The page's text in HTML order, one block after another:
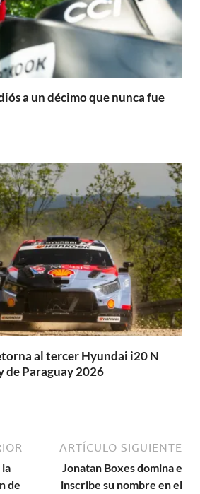
a un décimo que nunca fue
al tercer Hyundai i20 N
de Paraguay 2026
de
ARTÍCULO SIGUIENTE
Jonatan Boxes domina e
inscribe su nombre en el